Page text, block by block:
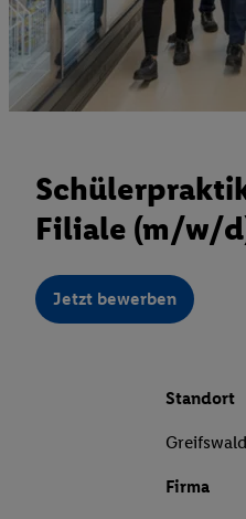
Filiale (m/w/
Jetzt bewerben
Standort
Firma